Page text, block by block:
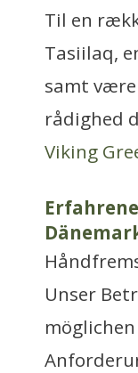
Til en
Tasiilaq,
samt
rådighed
Viking
Unser